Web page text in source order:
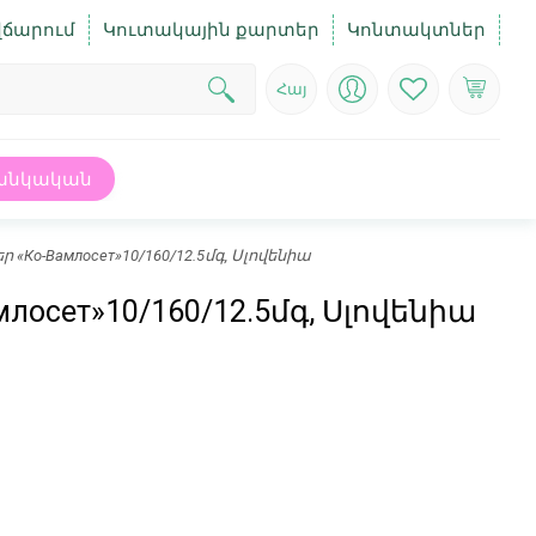
Կուտակային քարտեր Կոնտակտներ
Հայ
Вамлосет»10/160/12.5մգ, Սլովենիա
160/12.5մգ, Սլովենիա